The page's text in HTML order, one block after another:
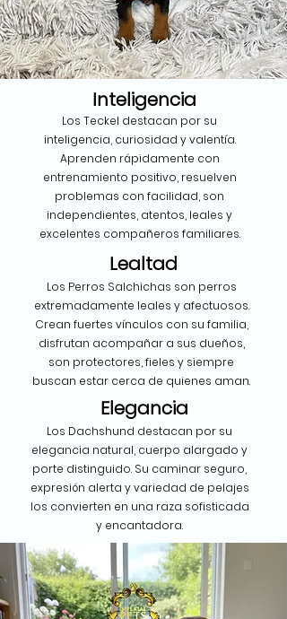
Inteligencia
Los Teckel destacan por su
inteligencia, curiosidad y valentía.
Aprenden rápidamente con
entrenamiento positivo, resuelven
problemas con facilidad, son
independientes, atentos, leales y
excelentes compañeros familiares.
Lealtad
Los Perros Salchichas son perros
extremadamente leales y afectuosos.
Crean fuertes vínculos con su familia,
disfrutan acompañar a sus dueños,
son protectores, fieles y siempre
buscan estar cerca de quienes aman.
Elegancia
Los Dachshund destacan por su
elegancia natural, cuerpo alargado y
porte distinguido. Su caminar seguro,
expresión alerta y variedad de pelajes
los convierten en una raza sofisticada
y encantadora.